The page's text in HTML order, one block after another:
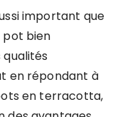
important que
pot bien
en répondant à
en terracotta,